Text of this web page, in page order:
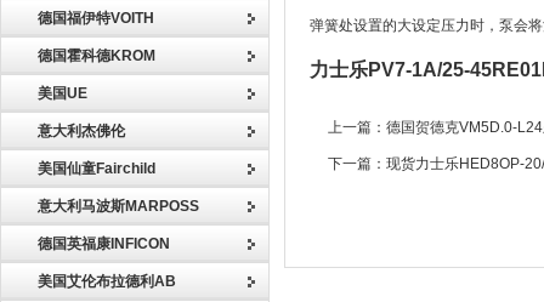
德国福伊特VOITH
德国霍科德KROM
美国UE
意大利杰佛伦
美国仙童Fairchild
意大利马波斯MARPOSS
德国英福康INFICON
美国艾伦布拉德利AB
弹簧处设置的大设定压力时，泵会
力士乐PV7-1A/25-
上一篇： 德国贺德克VM5D.0-
下一篇： 现货力士乐HED8OP-